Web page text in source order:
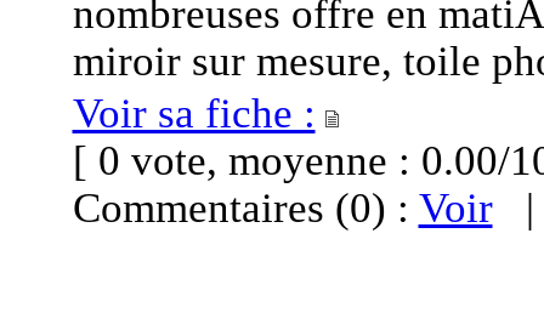
nombreuses offre en
miroir sur mesure, toile
Voir sa fiche :
[ 0 vote, moyenne :
Commentaires (0) : Voir